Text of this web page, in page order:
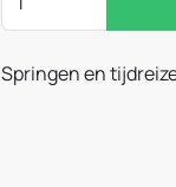
Springen en